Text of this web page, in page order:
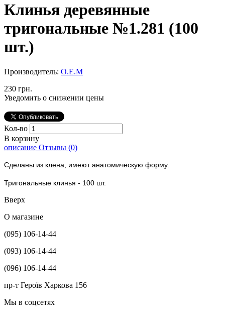
Клинья деревянные
тригональные №1.281 (100
шт.)
Производитель: О.Е.М
230 грн.
Уведомить о снижении цены
Кол-во
В корзину
описание Отзывы (0)
Сделаны из клена, имеют анатомическую форму.
Тригональные клинья - 100 шт.
Вверх
О магазине
(095) 106-14-44
(093) 106-14-44
(096) 106-14-44
пр-т Героїв Харкова 156
Мы в соцсетях